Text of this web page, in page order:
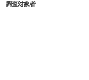
調査対象者